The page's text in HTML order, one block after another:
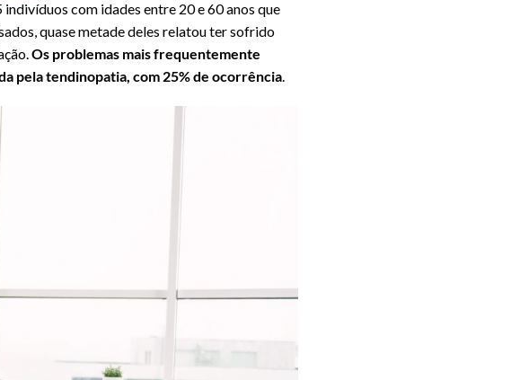
indivíduos com idades entre 20 e 60 anos que
quase metade deles relatou ter sofrido
Os problemas mais frequentemente
pela tendinopatia, com 25% de ocorrência